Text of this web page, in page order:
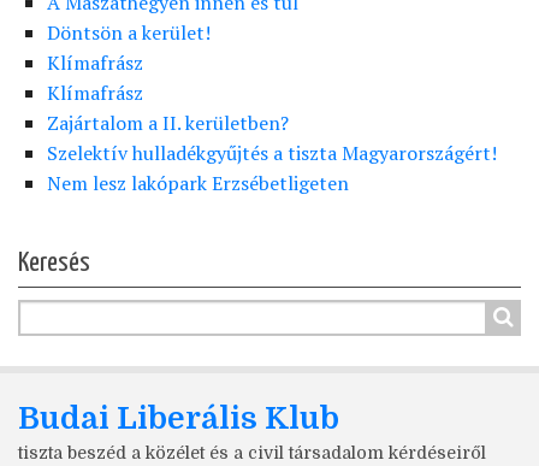
Döntsön a kerület!
Klímafrász
Klímafrász
Zajártalom a II. kerületben?
Szelektív hulladékgyűjtés a tiszta Magyarországért!
Nem lesz lakópark Erzsébetligeten
Keresés
Budai Liberális Klub
tiszta beszéd a közélet és a civil társadalom kérdéseiről